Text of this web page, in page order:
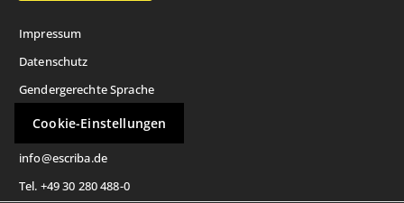
Impressum
Datenschutz
Gendergerechte Sprache
Cookie-Einstellungen
info@escriba.de
Tel. +49 30 280 488-0